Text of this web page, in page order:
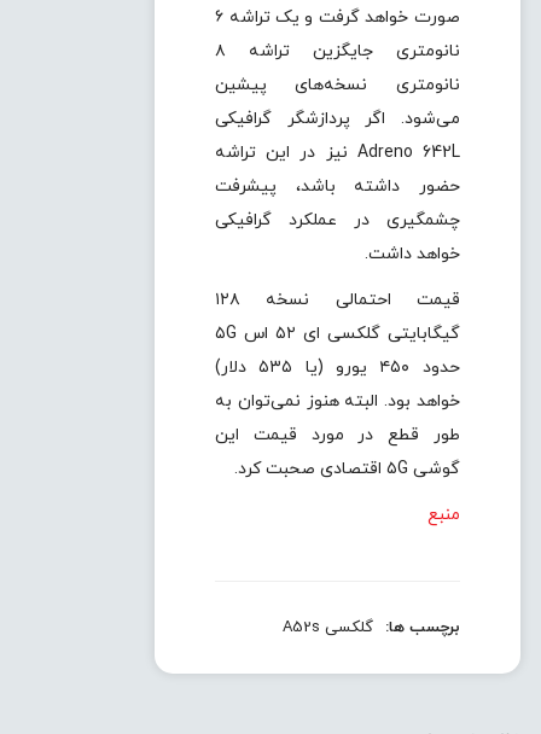
صورت خواهد گرفت و یک تراشه ۶
نانومتری جایگزین تراشه ۸
نانومتری نسخه‌های پیشین
می‌شود. اگر پردازشگر گرافیکی
Adreno 642L نیز در این تراشه
حضور داشته باشد، پیشرفت
چشمگیری در عملکرد گرافیکی
خواهد داشت.
قیمت احتمالی نسخه ۱۲۸
گیگابایتی گلکسی ای ۵۲ اس ۵G
حدود ۴۵۰ یورو (یا ۵۳۵ دلار)
خواهد بود. البته هنوز نمی‌توان به
طور قطع در مورد قیمت این
گوشی ۵G اقتصادی صحبت کرد.
منبع
برچسب ها: گلکسی A52s